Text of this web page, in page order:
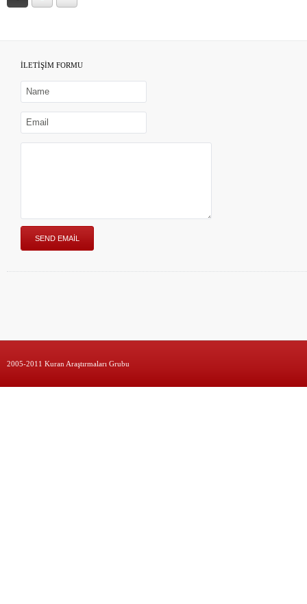
İLETİŞİM FORMU
2005-2011 Kuran Araştırmaları Grubu